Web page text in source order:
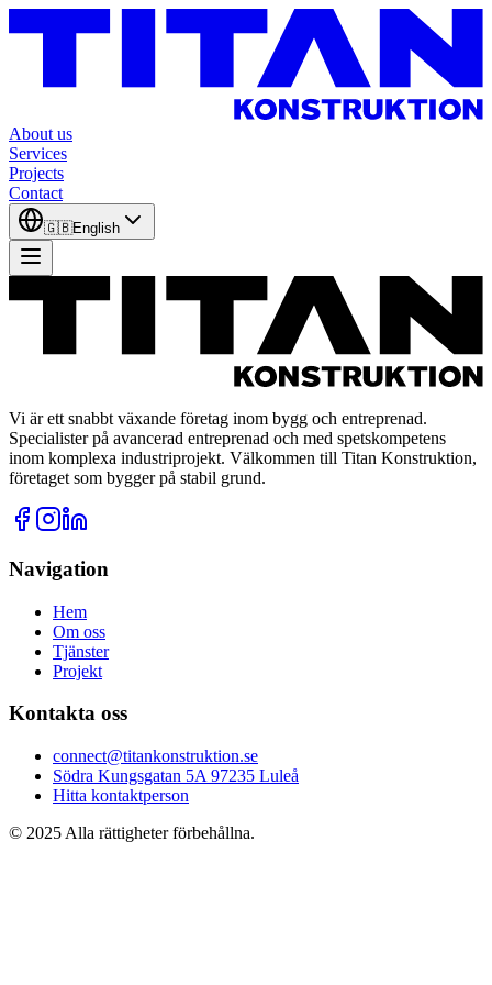
About us
Services
Projects
Contact
🇬🇧English
Vi är ett snabbt växande företag inom bygg och entreprenad.
Specialister på avancerad entreprenad och med spetskompetens
inom komplexa industriprojekt. Välkommen till Titan Konstruktion,
företaget som bygger på stabil grund.
Navigation
Hem
Om oss
Tjänster
Projekt
Kontakta oss
connect@titankonstruktion.se
Södra Kungsgatan 5A 97235 Luleå
Hitta kontaktperson
© 2025 Alla rättigheter förbehållna.